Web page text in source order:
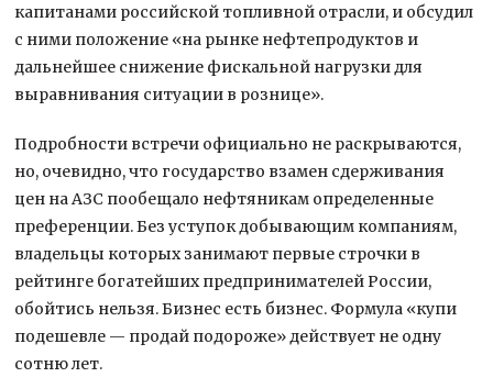
капитанами российской топливной отрасли, и обсудил
с ними положение «на рынке нефтепродуктов и
дальнейшее снижение фискальной нагрузки для
выравнивания ситуации в рознице».
Подробности встречи официально не раскрываются,
но, очевидно, что государство взамен сдерживания
цен на АЗС пообещало нефтяникам определенные
преференции. Без уступок добывающим компаниям,
владельцы которых занимают первые строчки в
рейтинге богатейших предпринимателей России,
обойтись нельзя. Бизнес есть бизнес. Формула «купи
подешевле — продай подороже» действует не одну
сотню лет.